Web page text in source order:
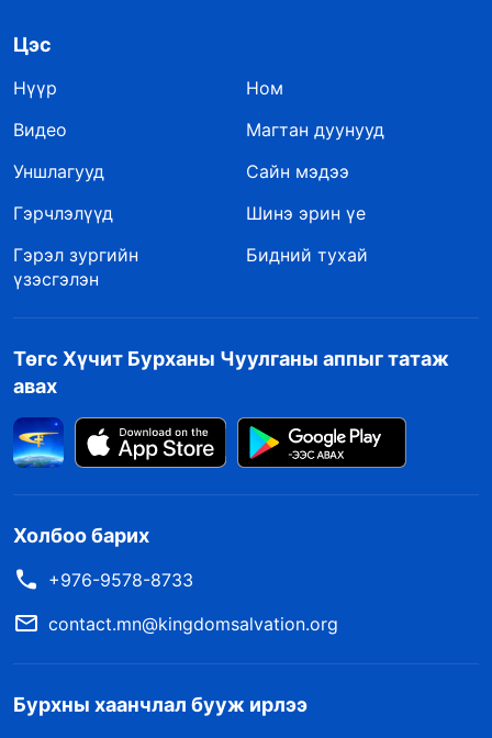
Цэс
Нүүр
Ном
Видео
Магтан дуунууд
Уншлагууд
Сайн мэдээ
Гэрчлэлүүд
Шинэ эрин үе
Гэрэл зургийн
үзэсгэлэн
Бидний тухай
Төгс Хүчит Бурханы Чуулганы аппыг татаж
авах
Холбоо барих
+976-9578-8733
contact.mn@kingdomsalvation.org
Бурхны хаанчлал бууж ирлээ